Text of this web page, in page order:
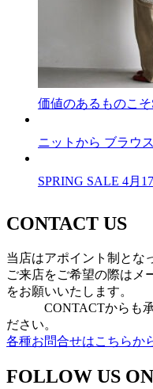
価値のあるものこ
ニットから ブラウ
SPRING SALE 4月
CONTACT US
当店はアポイント制とな
ご来店をご希望の際はメ
をお願いいたします。
CONTACTからも承
ださい。
各種お問合せはこちらか
FOLLOW US